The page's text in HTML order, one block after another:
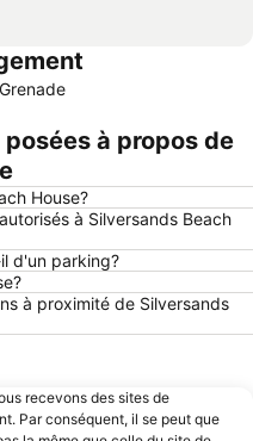
à propos de
House?
à Silversands Beach
d'un parking?
à proximité de Silversands
recevons des sites de
Par conséquent, il se peut que